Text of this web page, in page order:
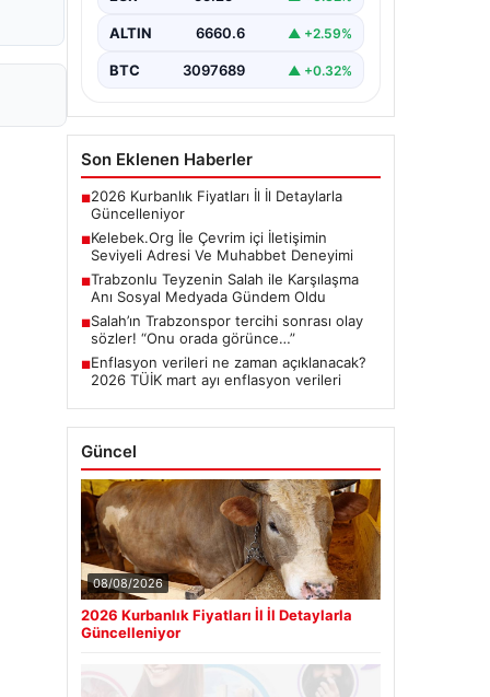
ALTIN 6660.6 ▲ +2.59%
BTC 3097689 ▲ +0.32%
Son Eklenen Haberler
■2026 Kurbanlık Fiyatları İl İl Detaylarla
Güncelleniyor
■Kelebek.Org İle Çevrim içi İletişimin
Seviyeli Adresi Ve Muhabbet Deneyimi
■Trabzonlu Teyzenin Salah ile Karşılaşma
Anı Sosyal Medyada Gündem Oldu
■Salah’ın Trabzonspor tercihi sonrası olay
sözler! “Onu orada görünce…”
■Enflasyon verileri ne zaman açıklanacak?
2026 TÜİK mart ayı enflasyon verileri
Güncel
08/08/2026
2026 Kurbanlık Fiyatları İl İl Detaylarla
Güncelleniyor